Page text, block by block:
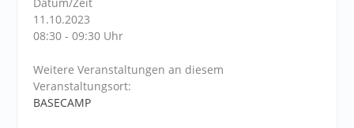
11.10.2023
08:30 - 09:30 Uhr
Weitere Veranstaltungen an diesem
Veranstaltungsort:
BASECAMP